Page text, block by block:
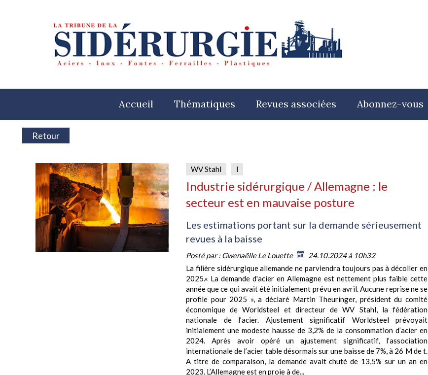
Accueil Thématiques Revues associées Abonnez-vous
Retour
WV Stahl l
Industrie sidérurgique / Allemagne : le
secteur est en mauvaise posture
Les estimations portant sur la demande sérieusement
revues à la baisse
Posté par :Gwenaëlle Le Louette
24.10.2024 à 10h32
La filière sidérurgique allemande ne parviendra toujours pas à décoller en
2025.« La demande d'acier en Allemagne est nettement plus faible cette
année que ce qui avait été initialement prévu en avril. Aucune reprise ne se
profile pour 2025 », a déclaré Martin Theuringer, président du comité
économique de Worldsteel et directeur de WV Stahl, la fédération
nationale de l’acier. Ajustement significatif Worldsteel prévoyait
initialement une modeste hausse de 3,2% de la consommation d’acier en
2024. Après avoir opéré un ajustement significatif, l’association
internationale de l’acier table désormais sur une baisse de 7%, à 26 M de t.
A titre de comparaison, la demande avait chuté de 13,5% sur un an en
2023. L’Allemagne est en proie à de...